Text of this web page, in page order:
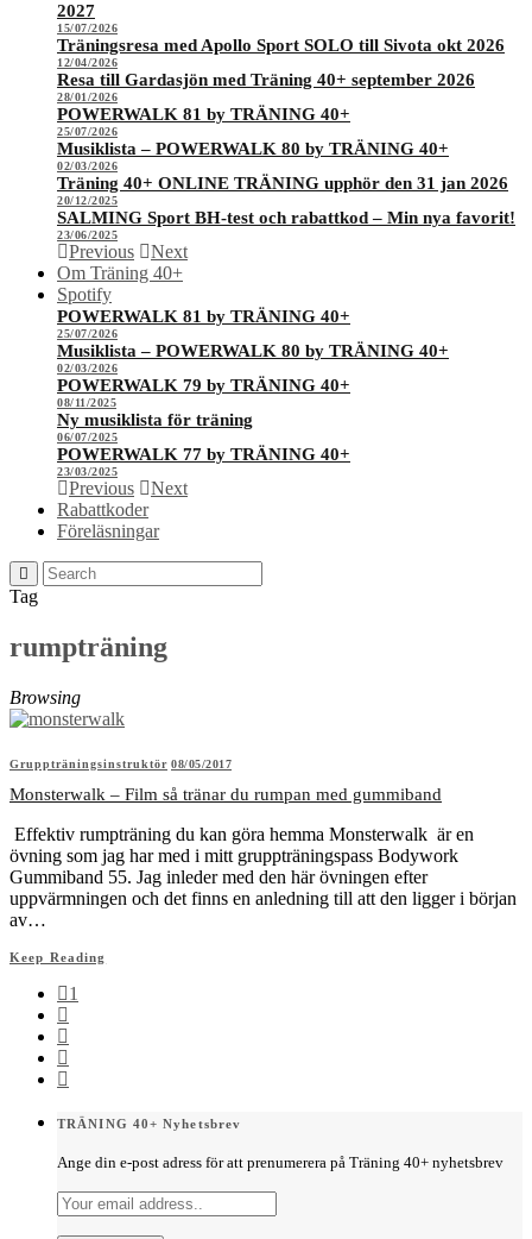
2027
15/07/2026
Träningsresa med Apollo Sport SOLO till Sivota okt 2026
12/04/2026
Resa till Gardasjön med Träning 40+ september 2026
28/01/2026
POWERWALK 81 by TRÄNING 40+
25/07/2026
Musiklista – POWERWALK 80 by TRÄNING 40+
02/03/2026
Träning 40+ ONLINE TRÄNING upphör den 31 jan 2026
20/12/2025
SALMING Sport BH-test och rabattkod – Min nya favorit!
23/06/2025
Previous
Next
Om Träning 40+
Spotify
POWERWALK 81 by TRÄNING 40+
25/07/2026
Musiklista – POWERWALK 80 by TRÄNING 40+
02/03/2026
POWERWALK 79 by TRÄNING 40+
08/11/2025
Ny musiklista för träning
06/07/2025
POWERWALK 77 by TRÄNING 40+
23/03/2025
Previous
Next
Rabattkoder
Föreläsningar
Tag
rumpträning
Browsing
Gruppträningsinstruktör 08/05/2017
Monsterwalk – Film så tränar du rumpan med gummiband
Effektiv rumpträning du kan göra hemma Monsterwalk är en
övning som jag har med i mitt gruppträningspass Bodywork
Gummiband 55. Jag inleder med den här övningen efter
uppvärmningen och det finns en anledning till att den ligger i början
av…
Keep Reading
1
TRÄNING 40+ Nyhetsbrev
Ange din e-post adress för att prenumerera på Träning 40+ nyhetsbrev